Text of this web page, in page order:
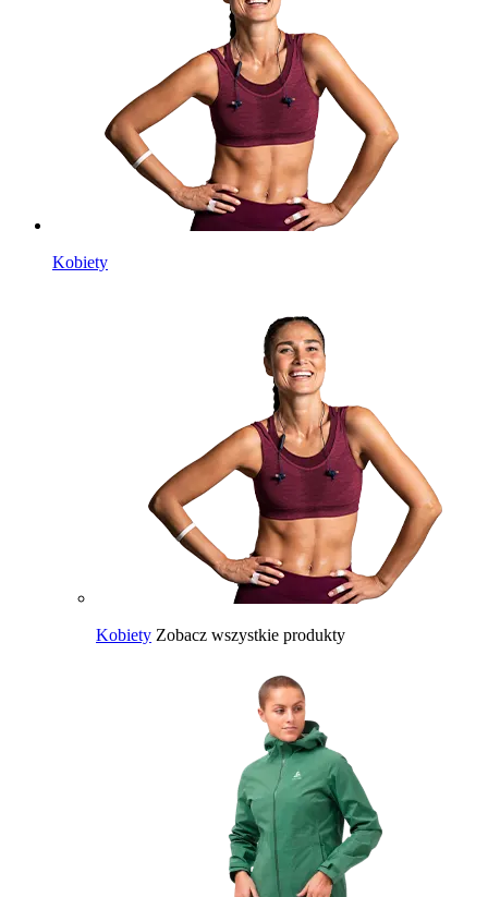
Kobiety
Kobiety Zobacz wszystkie produkty